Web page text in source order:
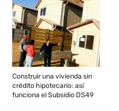
Construir una vivienda sin
crédito hipotecario: así
funciona el Subsidio DS49